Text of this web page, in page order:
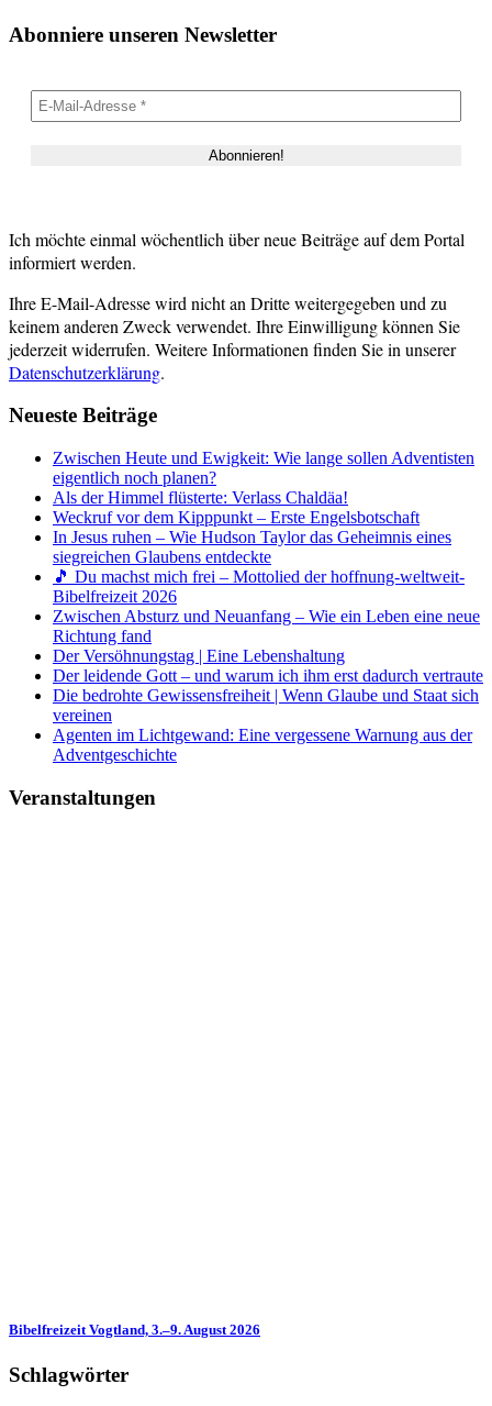
Abonniere unseren Newsletter
Ich möchte einmal wöchentlich über neue Beiträge auf dem Portal
informiert werden.
Ihre E-Mail-Adresse wird nicht an Dritte weitergegeben und zu
keinem anderen Zweck verwendet. Ihre Einwilligung können Sie
jederzeit widerrufen. Weitere Informationen finden Sie in unserer
Datenschutzerklärung.
Neueste Beiträge
Zwischen Heute und Ewigkeit: Wie lange sollen Adventisten
eigentlich noch planen?
Als der Himmel flüsterte: Verlass Chaldäa!
Weckruf vor dem Kipppunkt – Erste Engelsbotschaft
In Jesus ruhen – Wie Hudson Taylor das Geheimnis eines
siegreichen Glaubens entdeckte
🎵 Du machst mich frei – Mottolied der hoffnung-weltweit-
Bibelfreizeit 2026
Zwischen Absturz und Neuanfang – Wie ein Leben eine neue
Richtung fand
Der Versöhnungstag | Eine Lebenshaltung
Der leidende Gott – und warum ich ihm erst dadurch vertraute
Die bedrohte Gewissensfreiheit | Wenn Glaube und Staat sich
vereinen
Agenten im Lichtgewand: Eine vergessene Warnung aus der
Adventgeschichte
Veranstaltungen
Bibelfreizeit Vogtland, 3.–9. August 2026
Schlagwörter